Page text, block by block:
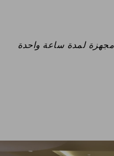
لمدة ساعة واحدة